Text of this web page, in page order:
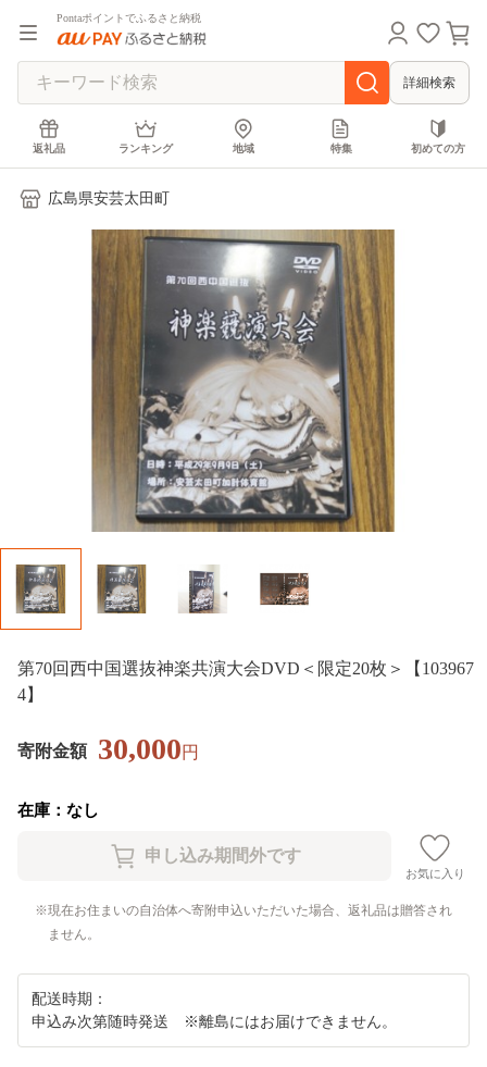
Pontaポイントでふるさと納税
詳細検索
返礼品 ランキング 地域 特集 初めての方
広島県安芸太田町
第70回西中国選抜神楽共演大会DVD＜限定20枚＞【103967
4】
寄附金額 30,000円
在庫：なし
お気に入り
現在お住まいの自治体へ寄附申込いただいた場合、返礼品は贈答され
ません。
配送時期：
申込み次第随時発送 ※離島にはお届けできません。